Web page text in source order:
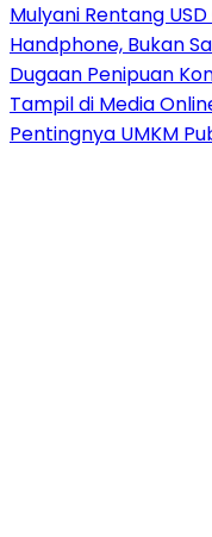
Mulyani Rentang
Handphone, Bukan
Dugaan Penipuan
Tampil di Media
Pentingnya UMKM